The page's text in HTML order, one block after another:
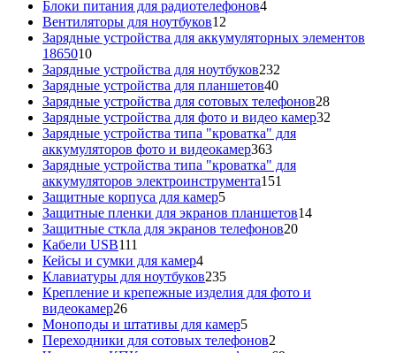
товаров
Блоки питания для радиотелефонов44
Вентиляторы для ноутбуков12
товаров
Зарядные устройства для аккумуляторных элементов
186501010
товаров
Зарядные устройства для ноутбуков232
Зарядные устройства для планшетов4040
товаров
Зарядные устройства для сотовых телефонов2828
товаров
Зарядные устройства для фото и видео камер32
Зарядные устройства типа "кроватка" для
аккумуляторов фото и видеокамер363363
товара
Зарядные устройства типа "кроватка" для
аккумуляторов электроинструмента151
Защитные корпуса для камер55
товаров
Защитные пленки для экранов планшетов1414
Защитные сткла для экранов телефонов2020
Кабели USB111
товаров
Кейсы и сумки для камер44
товара
Клавиатуры для ноутбуков235235
товаров
Крепление и крепежные изделия для фото и
видеокамер2626
товаров
Моноподы и штативы для камер55
товаров
Переходники для сотовых телефонов2